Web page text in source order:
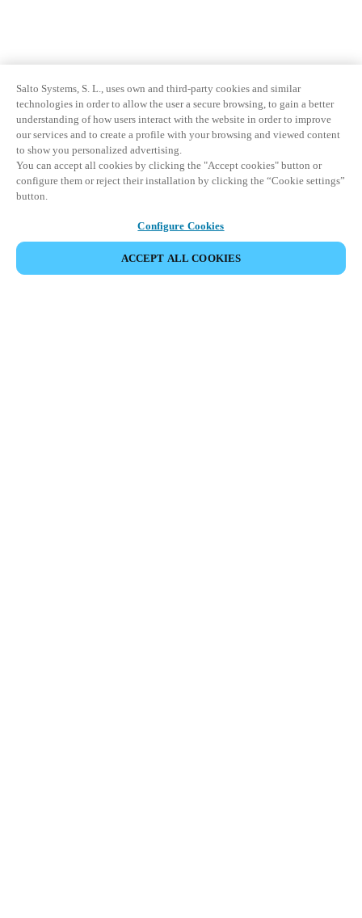
Salto Systems, S. L., uses own and third-party cookies and similar
technologies in order to allow the user a secure browsing, to gain a better
understanding of how users interact with the website in order to improve
our services and to create a profile with your browsing and viewed content
to show you personalized advertising.
You can accept all cookies by clicking the "Accept cookies" button or
configure them or reject their installation by clicking the “Cookie settings”
button.
Configure Cookies
ACCEPT ALL COOKIES